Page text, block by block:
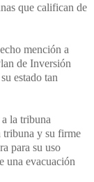
que califican de
mención a
de Inversión
estado tan
la tribuna
tribuna y su firme
para su uso
una evacuación